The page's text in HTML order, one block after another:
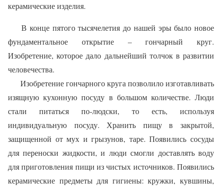
керамические изделия.
В конце пятого тысячелетия до нашей эры было новое
фундаментальное открытие – гончарный круг.
Изобретение, которое дало дальнейший толчок в развитии
человечества.
Изобретение гончарного круга позволило изготавливать
изящную кухонную посуду в большом количестве. Люди
стали питаться по-людски, то есть, используя
индивидуальную посуду. Хранить пищу в закрытой,
защищенной от мух и грызунов, таре. Появились сосуды
для переноски жидкости, и люди смогли доставлять воду
для приготовления пищи из чистых источников. Появились
керамические предметы для гигиены: кружки, кувшины,